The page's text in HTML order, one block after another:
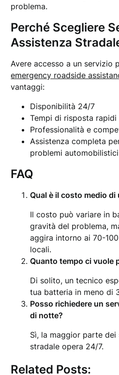
problema.
Perché Scegliere
Assistenza
Avere accesso a un servizio
emergency roadside
vantaggi:
Disponibilità 24/7
Tempi di risposta rapidi
Professionalità e
Assistenza completa
problemi automobilistici
FAQ
Qual è il costo medio
Il costo può variare in
gravità del problema,
aggira intorno ai 70-
locali.
Quanto tempo ci vuole
Di solito, un tecnico
tua batteria in meno di
Posso richiedere un
di notte?
Sì, la maggior parte dei
stradale opera 24/7.
Related Posts: